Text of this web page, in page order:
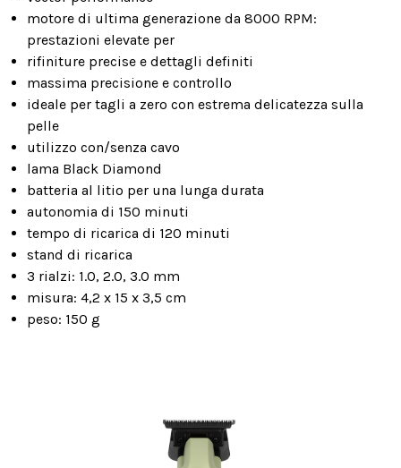
motore di ultima generazione da 8000 RPM:
prestazioni elevate per
rifiniture precise e dettagli definiti
massima precisione e controllo
ideale per tagli a zero con estrema delicatezza sulla
pelle
utilizzo con/senza cavo
lama Black Diamond
batteria al litio per una lunga durata
autonomia di 150 minuti
tempo di ricarica di 120 minuti
stand di ricarica
3 rialzi: 1.0, 2.0, 3.0 mm
misura: 4,2 x 15 x 3,5 cm
peso: 150 g